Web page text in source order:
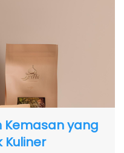
Kemasan yang
Kuliner